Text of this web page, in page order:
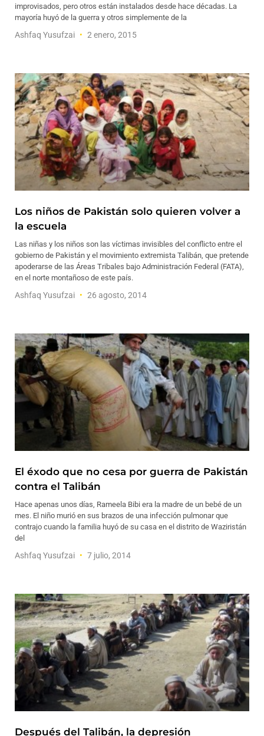
improvisados, pero otros están instalados desde hace décadas. La
mayoría huyó de la guerra y otros simplemente de la
Ashfaq Yusufzai 2 enero, 2015
Los niños de Pakistán solo quieren volver a
la escuela
Las niñas y los niños son las víctimas invisibles del conflicto entre el
gobierno de Pakistán y el movimiento extremista Talibán, que pretende
apoderarse de las Áreas Tribales bajo Administración Federal (FATA),
en el norte montañoso de este país.
Ashfaq Yusufzai 26 agosto, 2014
El éxodo que no cesa por guerra de Pakistán
contra el Talibán
Hace apenas unos días, Rameela Bibi era la madre de un bebé de un
mes. El niño murió en sus brazos de una infección pulmonar que
contrajo cuando la familia huyó de su casa en el distrito de Waziristán
del
Ashfaq Yusufzai 7 julio, 2014
Después del Talibán, la depresión